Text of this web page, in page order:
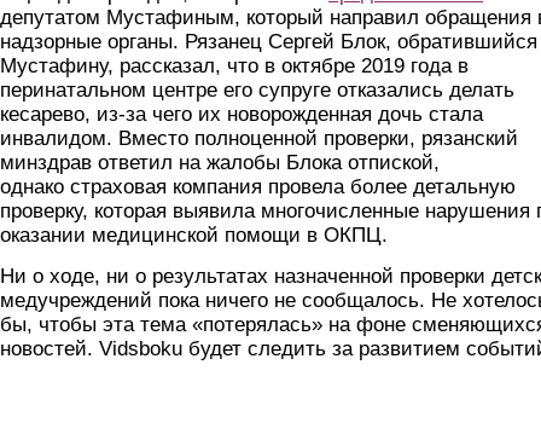
депутатом Мустафиным, который направил обращения
надзорные органы. Рязанец Сергей Блок, обратившийся
Мустафину, рассказал, что в октябре 2019 года в
перинатальном центре его супруге отказались делать
кесарево, из-за чего их новорожденная дочь стала
инвалидом. Вместо полноценной проверки, рязанский
минздрав ответил на жалобы Блока отпиской,
однако страховая компания провела более детальную
проверку, которая выявила многочисленные нарушения
оказании медицинской помощи в ОКПЦ.
Ни о ходе, ни о результатах назначенной проверки
медучреждений пока ничего не сообщалось. Не
бы, чтобы эта тема «потерялась» на фоне
новостей. Vidsboku будет следить за развитием